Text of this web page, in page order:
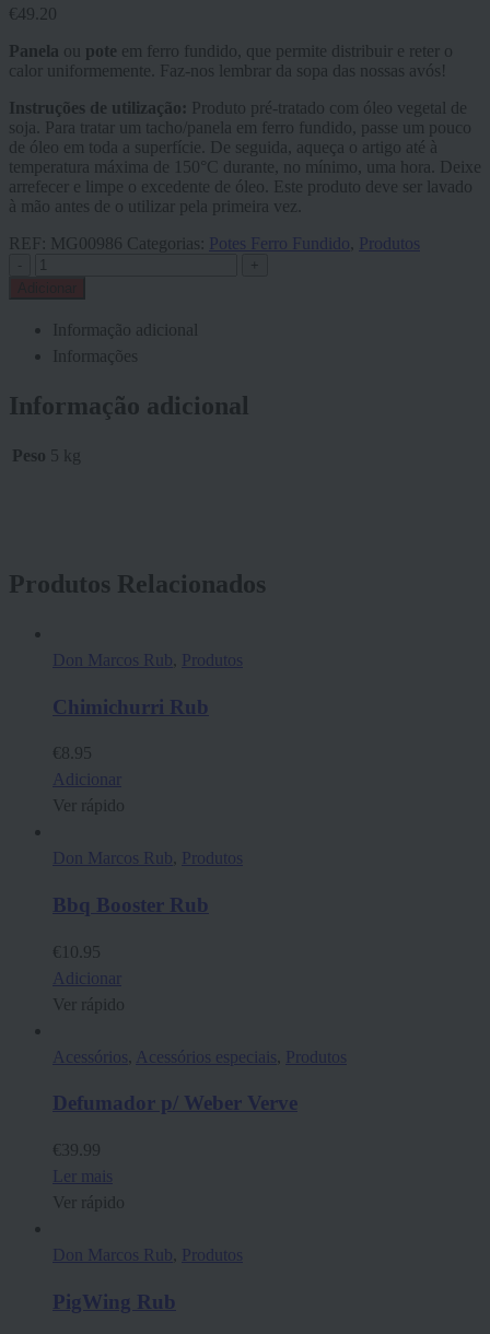
€ 49.20
Panela ou pote em ferro fundido, que permite distribuir e reter o
calor uniformemente. Faz-nos lembrar da sopa das nossas avós!
Instruções de utilização: Produto pré-tratado com óleo vegetal de
soja. Para tratar um tacho/panela em ferro fundido, passe um pouco
de óleo em toda a superfície. De seguida, aqueça o artigo até à
temperatura máxima de 150°C durante, no mínimo, uma hora. Deixe
arrefecer e limpe o excedente de óleo. Este produto deve ser lavado
à mão antes de o utilizar pela primeira vez.
REF:
MG00986 Categorias: Potes Ferro Fundido Produtos
-
Informação adicional
Informações
Informação adicional
Peso 5 kg
Produtos Relacionados
Don Marcos Rub Produtos
Chimichurri Rub
€ 8.95
Adicionar
Ver rápido
Don Marcos Rub Produtos
Bbq Booster Rub
€ 10.95
Adicionar
Ver rápido
Acessórios Acessórios especiais Produtos
Defumador p/ Weber Verve
€
39.99
Ler mais
Ver rápido
Don Marcos Rub Produtos
PigWing Rub